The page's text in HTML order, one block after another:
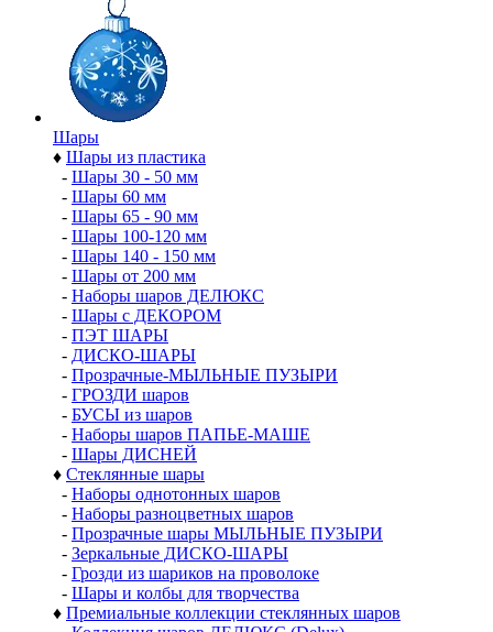
Шары
♦ Шары из пластика
- Шары 30 - 50 мм
- Шары 60 мм
- Шары 65 - 90 мм
- Шары 100-120 мм
- Шары 140 - 150 мм
- Шары от 200 мм
- Наборы шаров ДЕЛЮКС
- Шары с ДЕКОРОМ
- ПЭТ ШАРЫ
- ДИСКО-ШАРЫ
- Прозрачные-МЫЛЬНЫЕ ПУЗЫРИ
- ГРОЗДИ шаров
- БУСЫ из шаров
- Наборы шаров ПАПЬЕ-МАШЕ
- Шары ДИСНЕЙ
♦ Стеклянные шары
- Наборы однотонных шаров
- Наборы разноцветных шаров
- Прозрачные шары МЫЛЬНЫЕ ПУЗЫРИ
- Зеркальные ДИСКО-ШАРЫ
- Грозди из шариков на проволоке
- Шары и колбы для творчества
♦ Премиальные коллекции стеклянных шаров